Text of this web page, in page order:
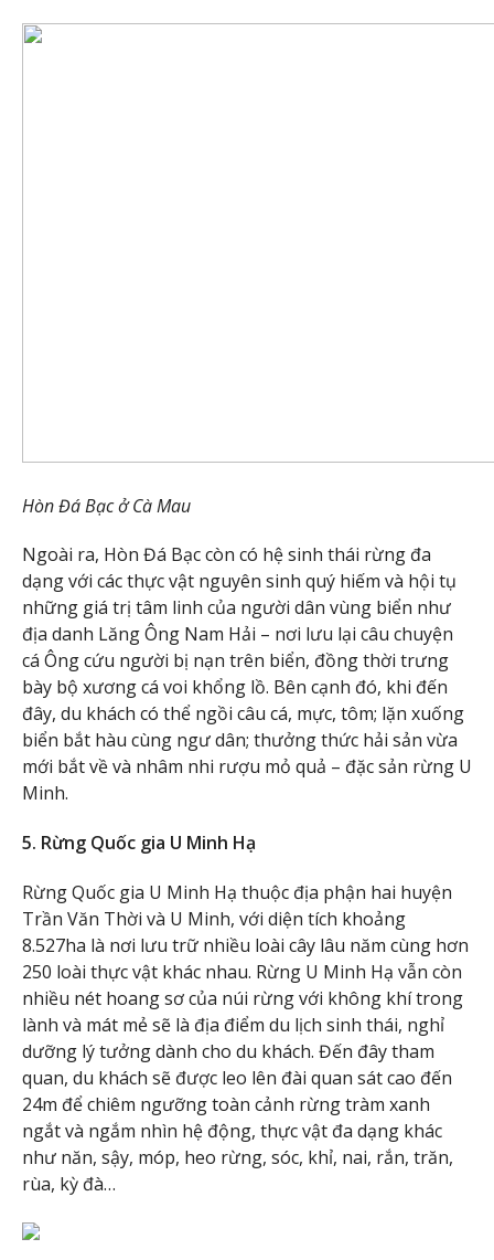
Hòn Đá Bạc ở Cà Mau
Ngoài ra, Hòn Đá Bạc còn có hệ sinh thái rừng đa
dạng với các thực vật nguyên sinh quý hiếm và hội tụ
những giá trị tâm linh của người dân vùng biển như
địa danh Lăng Ông Nam Hải – nơi lưu lại câu chuyện
cá Ông cứu người bị nạn trên biển, đồng thời trưng
bày bộ xương cá voi khổng lồ. Bên cạnh đó, khi đến
đây, du khách có thể ngồi câu cá, mực, tôm; lặn xuống
biển bắt hàu cùng ngư dân; thưởng thức hải sản vừa
mới bắt về và nhâm nhi rượu mỏ quả – đặc sản rừng U
Minh.
5. Rừng Quốc gia U Minh Hạ
Rừng Quốc gia U Minh Hạ thuộc địa phận hai huyện
Trần Văn Thời và U Minh, với diện tích khoảng
8.527ha là nơi lưu trữ nhiều loài cây lâu năm cùng hơn
250 loài thực vật khác nhau. Rừng U Minh Hạ vẫn còn
nhiều nét hoang sơ của núi rừng với không khí trong
lành và mát mẻ sẽ là địa điểm du lịch sinh thái, nghỉ
dưỡng lý tưởng dành cho du khách. Đến đây tham
quan, du khách sẽ được leo lên đài quan sát cao đến
24m để chiêm ngưỡng toàn cảnh rừng tràm xanh
ngắt và ngắm nhìn hệ động, thực vật đa dạng khác
như năn, sậy, móp, heo rừng, sóc, khỉ, nai, rắn, trăn,
rùa, kỳ đà…